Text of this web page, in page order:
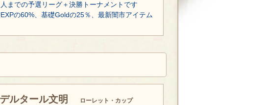
までの予選リーグ＋決勝トーナメントです
の60%、基礎Goldの25％、最新闇市アイテム
ルタール文明 ローレット・カップ